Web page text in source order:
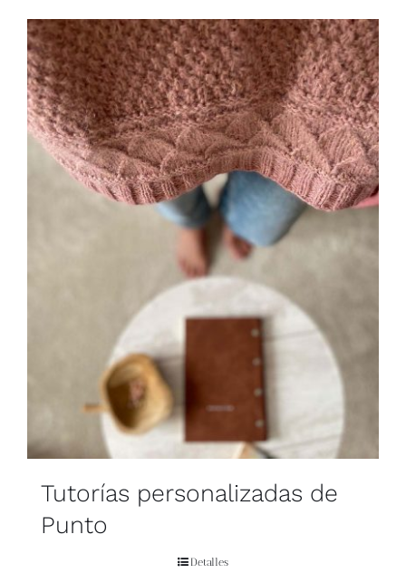
Videos
Blog
Contacto
Newsletter
Carrito
Mi cuenta
Tutorías personalizadas de
Punto
Detalles